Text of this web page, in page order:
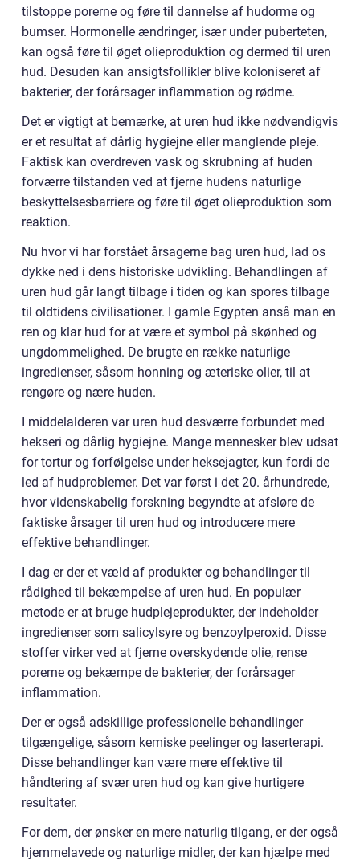
tilstoppe porerne og føre til dannelse af hudorme og
bumser. Hormonelle ændringer, især under puberteten,
kan også føre til øget olieproduktion og dermed til uren
hud. Desuden kan ansigtsfollikler blive koloniseret af
bakterier, der forårsager inflammation og rødme.
Det er vigtigt at bemærke, at uren hud ikke nødvendigvis
er et resultat af dårlig hygiejne eller manglende pleje.
Faktisk kan overdreven vask og skrubning af huden
forværre tilstanden ved at fjerne hudens naturlige
beskyttelsesbarriere og føre til øget olieproduktion som
reaktion.
Nu hvor vi har forstået årsagerne bag uren hud, lad os
dykke ned i dens historiske udvikling. Behandlingen af
uren hud går langt tilbage i tiden og kan spores tilbage
til oldtidens civilisationer. I gamle Egypten anså man en
ren og klar hud for at være et symbol på skønhed og
ungdommelighed. De brugte en række naturlige
ingredienser, såsom honning og æteriske olier, til at
rengøre og nære huden.
I middelalderen var uren hud desværre forbundet med
hekseri og dårlig hygiejne. Mange mennesker blev udsat
for tortur og forfølgelse under heksejagter, kun fordi de
led af hudproblemer. Det var først i det 20. århundrede,
hvor videnskabelig forskning begyndte at afsløre de
faktiske årsager til uren hud og introducere mere
effektive behandlinger.
I dag er der et væld af produkter og behandlinger til
rådighed til bekæmpelse af uren hud. En populær
metode er at bruge hudplejeprodukter, der indeholder
ingredienser som salicylsyre og benzoylperoxid. Disse
stoffer virker ved at fjerne overskydende olie, rense
porerne og bekæmpe de bakterier, der forårsager
inflammation.
Der er også adskillige professionelle behandlinger
tilgængelige, såsom kemiske peelinger og laserterapi.
Disse behandlinger kan være mere effektive til
håndtering af svær uren hud og kan give hurtigere
resultater.
For dem, der ønsker en mere naturlig tilgang, er der også
hjemmelavede og naturlige midler, der kan hjælpe med